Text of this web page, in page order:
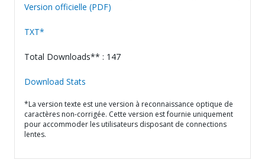
Version officielle (PDF)
TXT*
Total Downloads** : 147
Download Stats
*La version texte est une version à reconnaissance optique de
caractères non-corrigée. Cette version est fournie uniquement
pour accommoder les utilisateurs disposant de connections
lentes.